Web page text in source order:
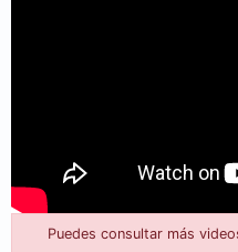
Puedes consultar más